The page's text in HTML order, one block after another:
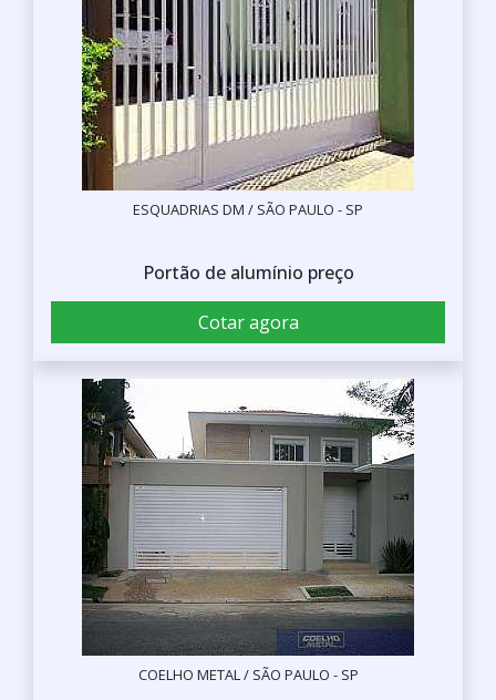
ESQUADRIAS DM / SÃO PAULO - SP
Portão de alumínio preço
Cotar agora
COELHO METAL / SÃO PAULO - SP